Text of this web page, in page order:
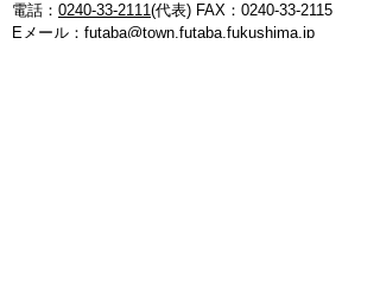
電話： 0240-33-2111(代表) FAX：0240-33-2115
Eメール： futaba@town.futaba.fukushima.jp